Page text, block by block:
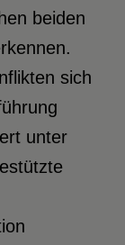
beiden
sich
unter